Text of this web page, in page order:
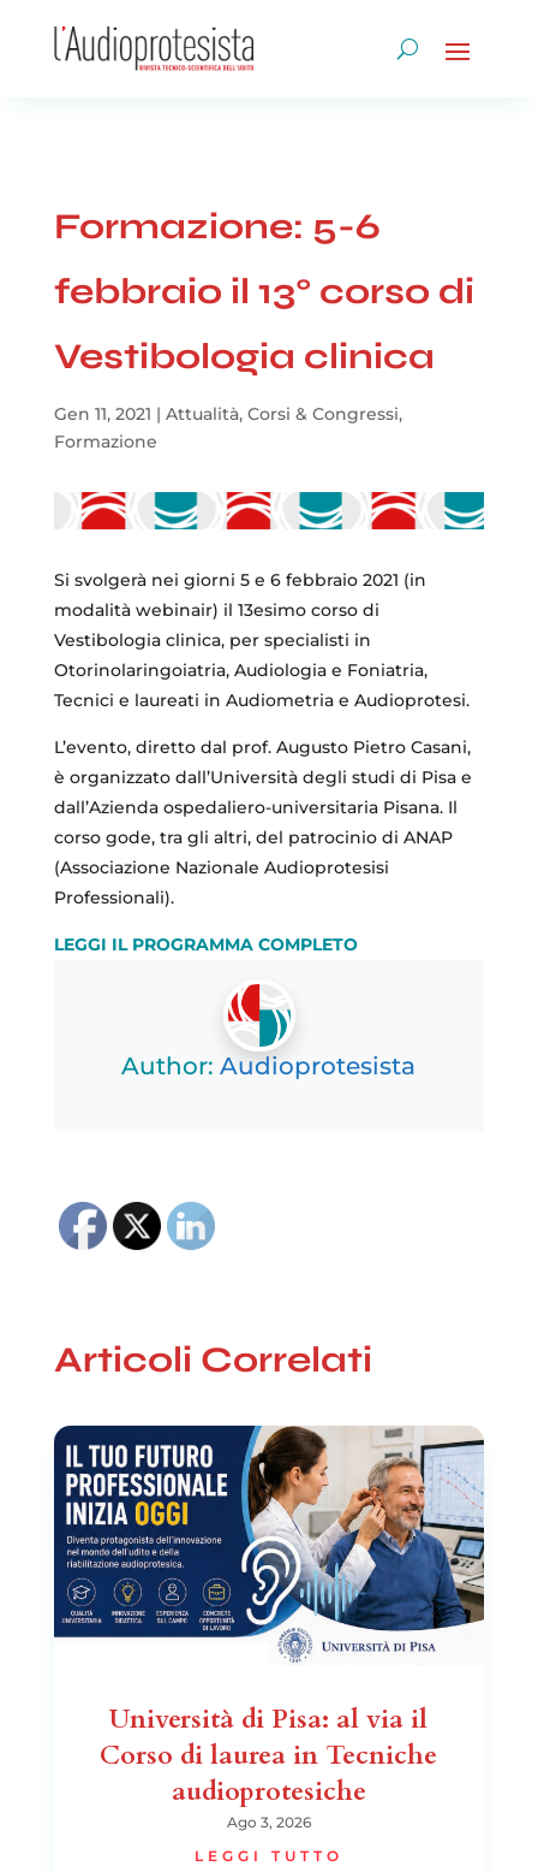
Formazione: 5-6
febbraio il 13° corso di
Vestibologia clinica
Gen 11, 2021 | Attualità, Corsi & Congressi,
Formazione
Si svolgerà nei giorni 5 e 6 febbraio 2021 (in
modalità webinair) il 13esimo corso di
Vestibologia clinica, per specialisti in
Otorinolaringoiatria, Audiologia e Foniatria,
Tecnici e laureati in Audiometria e Audioprotesi.
L’evento, diretto dal prof. Augusto Pietro Casani,
è organizzato dall’Università degli studi di Pisa e
dall’Azienda ospedaliero-universitaria Pisana. Il
corso gode, tra gli altri, del patrocinio di ANAP
(Associazione Nazionale Audioprotesisi
Professionali).
LEGGI IL PROGRAMMA COMPLETO
Author:Audioprotesista
Articoli Correlati
Università di Pisa: al via il
Corso di laurea in Tecniche
audioprotesiche
Ago 3, 2026
LEGGI TUTTO